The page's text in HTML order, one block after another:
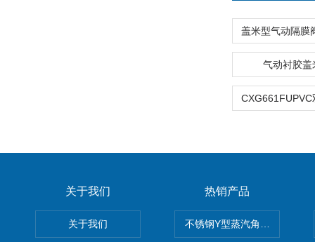
气动衬胶盖
关于我们
关于我们
热销产品
不锈钢Y型蒸汽角座阀